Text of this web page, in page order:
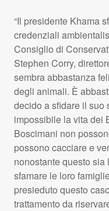
“Il presidente Khama
credenziali
Consiglio di
Stephen Corry,
sembra abbastanza
degli animali. È
decido a sfidare il suo
impossibile la vita dei
Boscimani non
possono cacciare e
nonostante questo sia
sfamare le loro
presieduto questo
trattamento da